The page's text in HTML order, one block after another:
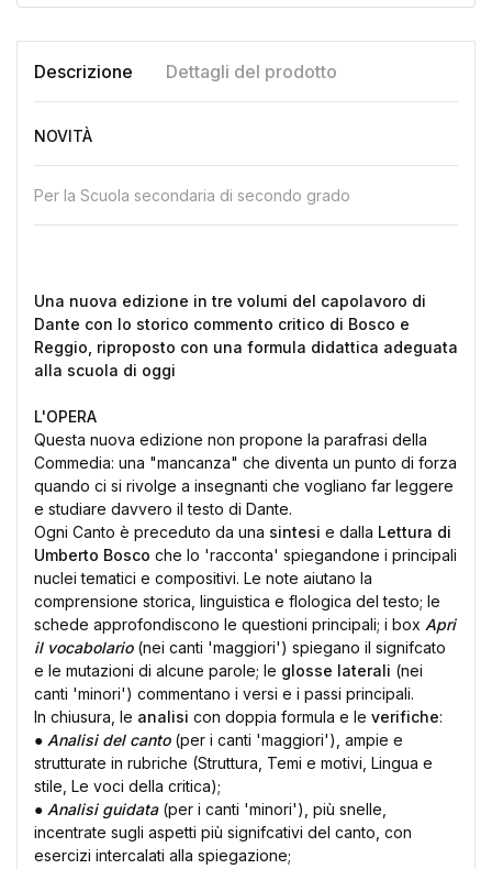
Descrizione Dettagli del prodotto
NOVITÀ
Per la Scuola secondaria di secondo grado
Una nuova edizione in tre volumi del capolavoro di
Dante con lo storico commento critico di Bosco e
Reggio, riproposto con una formula didattica adeguata
alla scuola di oggi
L'OPERA
Questa nuova edizione non propone la parafrasi della
Commedia: una "mancanza" che diventa un punto di forza
quando ci si rivolge a insegnanti che vogliano far leggere
e studiare davvero il testo di Dante.
Ogni Canto è preceduto da una sintesi e dalla Lettura di
Umberto Bosco che lo 'racconta' spiegandone i principali
nuclei tematici e compositivi. Le note aiutano la
comprensione storica, linguistica e flologica del testo; le
schede approfondiscono le questioni principali; i box Apri
il vocabolario(nei canti 'maggiori') spiegano il signifcato
e le mutazioni di alcune parole; le glosse laterali (nei
canti 'minori') commentano i versi e i passi principali.
In chiusura, le analisi con doppia formula e le verifiche:
● Analisi del canto(per i canti 'maggiori'), ampie e
strutturate in rubriche (Struttura, Temi e motivi, Lingua e
stile, Le voci della critica);
● Analisi guidata(per i canti 'minori'), più snelle,
incentrate sugli aspetti più signifcativi del canto, con
esercizi intercalati alla spiegazione;